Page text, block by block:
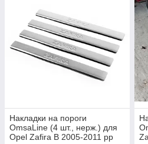
Накладки на пороги
OmsaLine (4 шт., нерж.) для
Opel Zafira B 2005-2011 рр